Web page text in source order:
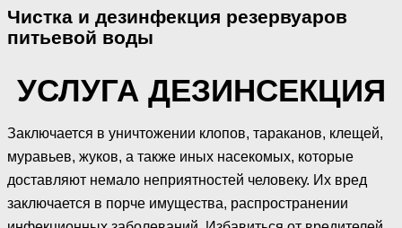
Чистка и дезинфекция резервуаров
питьевой воды
УСЛУГА ДЕЗИНСЕКЦИЯ
Заключается в уничтожении клопов, тараканов, клещей,
муравьев, жуков, а также иных насекомых, которые
доставляют немало неприятностей человеку. Их вред
заключается в порче имущества, распространении